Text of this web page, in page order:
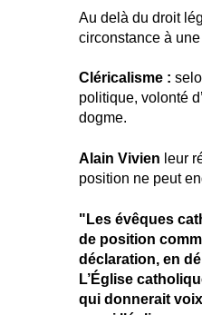
Au delà du droit
circonstance à
Cléricalisme :
politique, volonté
dogme.
Alain Vivien leur
position ne peut
"Les évêques
de position
déclaration, en
L’Église
qui donnerait